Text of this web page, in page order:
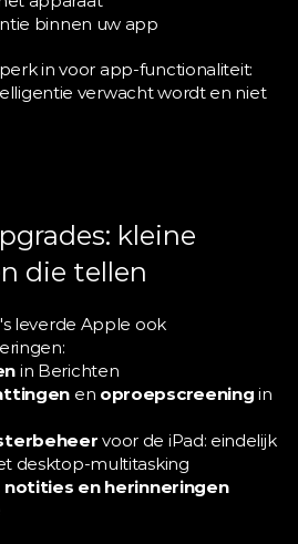
binnen uw app
in voor app-functionaliteit:
verwacht wordt en niet
kleine
die tellen
leverde Apple ook
in Berichten
en oproepscreening in
voor de iPad: eindelijk
desktop-multitasking
notities en herinneringen